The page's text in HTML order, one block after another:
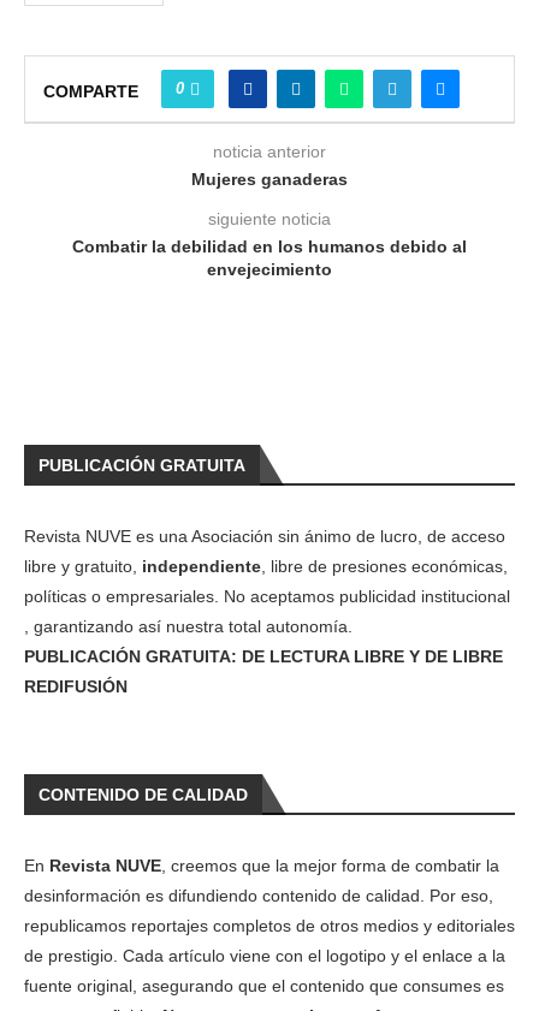
COMPARTE 0
noticia anterior
Mujeres ganaderas
siguiente noticia
Combatir la debilidad en los humanos debido al
envejecimiento
PUBLICACIÓN GRATUITA
Revista NUVE es una Asociación sin ánimo de lucro, de acceso
libre y gratuito, independiente, libre de presiones económicas,
políticas o empresariales. No aceptamos publicidad institucional
, garantizando así nuestra total autonomía.
PUBLICACIÓN GRATUITA: DE LECTURA LIBRE Y DE LIBRE
REDIFUSIÓN
CONTENIDO DE CALIDAD
En Revista NUVE, creemos que la mejor forma de combatir la
desinformación es difundiendo contenido de calidad. Por eso,
republicamos reportajes completos de otros medios y editoriales
de prestigio. Cada artículo viene con el logotipo y el enlace a la
fuente original, asegurando que el contenido que consumes es